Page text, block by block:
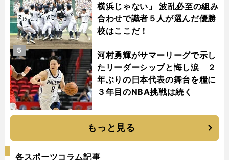
横浜じゃない」 波乱必至の組み
合わせで識者５人が選んだ優勝
校はここだ！
河村勇輝がサマーリーグで示し
たリーダーシップと悔し涙 ２
年ぶりの日本代表の舞台を糧に
３年目のNBA挑戦は続く
5
もっと見る
各スポーツコラム記事